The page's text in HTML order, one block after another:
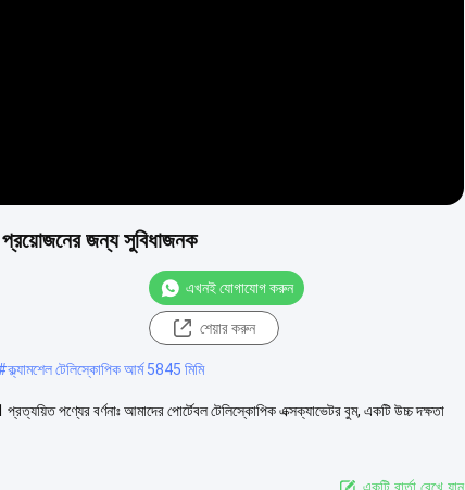
প্রয়োজনের জন্য সুবিধাজনক
এখনই যোগাযোগ করুন
শেয়ার করুন
ক্ল্যামশেল টেলিস্কোপিক আর্ম 5845 মিমি
পণ্যের বর্ণনাঃ আমাদের পোর্টেবল টেলিস্কোপিক এক্সক্যাভেটর বুম, একটি উচ্চ দক্ষতা
একটি বার্তা রেখে যান